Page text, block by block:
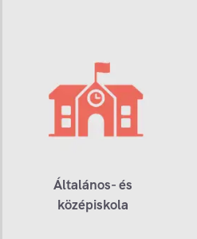
Általános- és
középiskola